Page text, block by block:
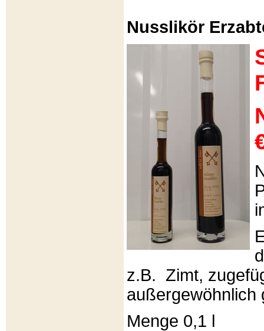
Nusslikör
z.B. Zimt,
außergewöhnlich
Menge 0,1 l